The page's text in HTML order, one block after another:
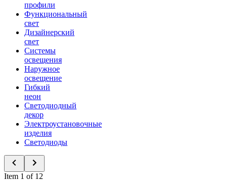
профили
Функциональный
свет
Дизайнерский
свет
Системы
освещения
Наружное
освещение
Гибкий
неон
Светодиодный
декор
Электроустановочные
изделия
Светодиоды
Item 1 of 12